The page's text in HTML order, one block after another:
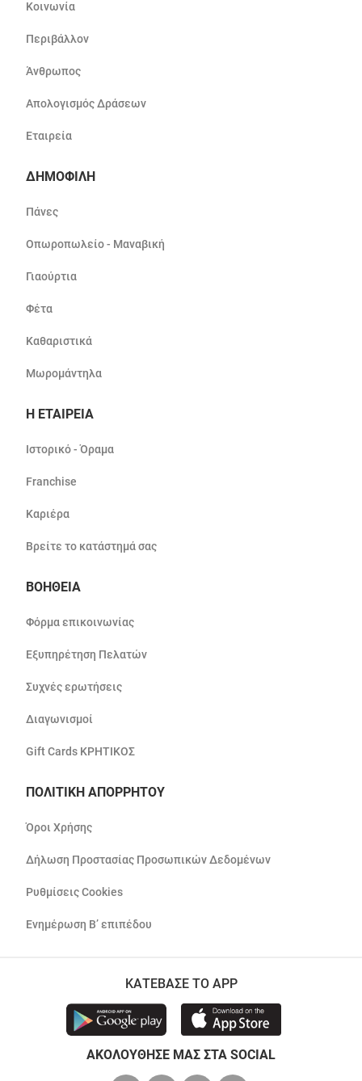
Κοινωνία
Περιβάλλον
Άνθρωπος
Απολογισμός Δράσεων
Εταιρεία
ΔΗΜΟΦΙΛΗ
Πάνες
Οπωροπωλείο - Μαναβική
Γιαούρτια
Φέτα
Καθαριστικά
Μωρομάντηλα
Η ΕΤΑΙΡΕΙΑ
Ιστορικό - Όραμα
Franchise
Καριέρα
Βρείτε το κατάστημά σας
ΒΟΗΘΕΙΑ
Φόρμα επικοινωνίας
Εξυπηρέτηση Πελατών
Συχνές ερωτήσεις
Διαγωνισμοί
Gift Cards ΚΡΗΤΙΚΟΣ
ΠΟΛΙΤΙΚΗ ΑΠΟΡΡΗΤΟΥ
Όροι Χρήσης
Δήλωση Προστασίας Προσωπικών Δεδομένων
Ρυθμίσεις Cookies
Ενημέρωση Β’ επιπέδου
ΚΑΤΕΒΑΣΕ ΤΟ APP
ΑΚΟΛΟΥΘΗΣΕ ΜΑΣ ΣΤΑ SOCIAL